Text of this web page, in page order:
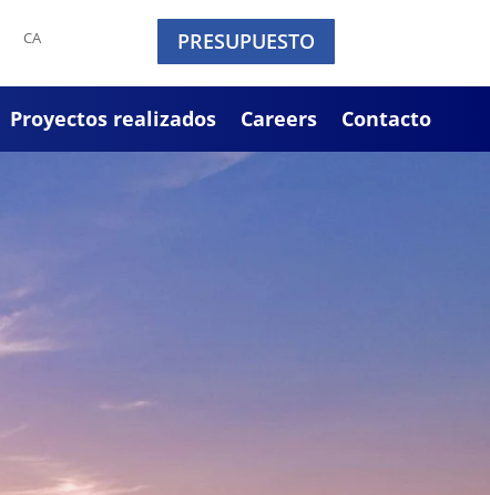
CA PRESUPUESTO
Proyectos realizados Careers Contacto